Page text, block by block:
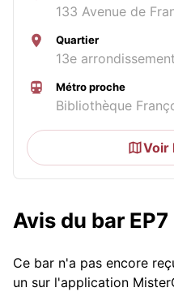
133 Avenue de
Quartier
13e
Métro proche
Bibliothèque
Voir
Avis du bar EP7
Ce bar n'a pas encore
un sur l'application